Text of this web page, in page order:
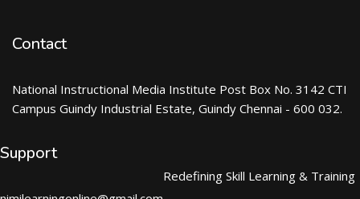
Contact
National Instructional Media Institute Post Box No. 3142 CTI
Campus Guindy Industrial Estate, Guindy Chennai - 600 032.
Support
Redefining Skill Learning & Training